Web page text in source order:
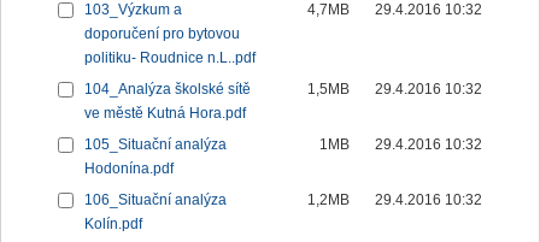
103_Výzkum a
doporučení pro bytovou
politiku- Roudnice n.L..pdf
4,7MB 29.4.2016 10:32
104_Analýza školské sítě
ve městě Kutná Hora.pdf
1,5MB 29.4.2016 10:32
105_Situační analýza
Hodonína.pdf
1MB 29.4.2016 10:32
106_Situační analýza
Kolín.pdf
1,2MB 29.4.2016 10:32